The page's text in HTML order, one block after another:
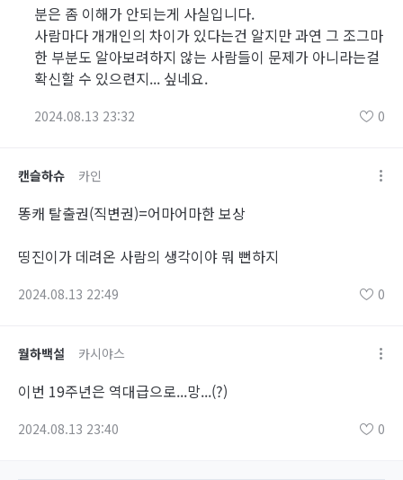
분은 좀 이해가 안되는게 사실입니다.
사람마다 개개인의 차이가 있다는건 알지만 과연 그 조그마
한 부분도 알아보려하지 않는 사람들이 문제가 아니라는걸
확신할 수 있으련지... 싶네요.
2024.08.13 23:32 0
캔슬하슈 카인
똥캐 탈출권(직변권)=어마어마한 보상
띵진이가 데려온 사람의 생각이야 뭐 뻔하지
2024.08.13 22:49 0
월하백설 카시야스
이번 19주년은 역대급으로...망...(?)
2024.08.13 23:40 0